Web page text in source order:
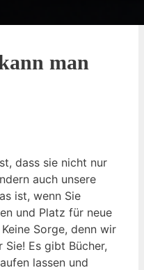
man
dass sie nicht nur
auch unsere
ist, wenn Sie
und Platz für neue
Sorge, denn wir
Es gibt Bücher,
lassen und